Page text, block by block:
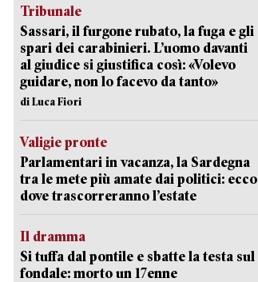
Tribunale
Sassari, il furgone rubato, la fuga e gli
spari dei carabinieri. L’uomo davanti
al giudice si giustifica così: «Volevo
guidare, non lo facevo da tanto»
di Luca Fiori
Valigie pronte
Parlamentari in vacanza, la Sardegna
tra le mete più amate dai politici: ecco
dove trascorreranno l’estate
Il dramma
Si tuffa dal pontile e sbatte la testa sul
fondale: morto un 17enne